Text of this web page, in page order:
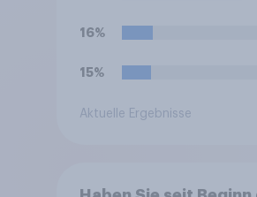
16%
15%
Aktuelle Ergebnisse